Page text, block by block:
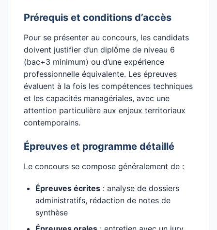
Prérequis et conditions d’accès
Pour se présenter au concours, les candidats
doivent justifier d’un diplôme de niveau 6
(bac+3 minimum) ou d’une expérience
professionnelle équivalente. Les épreuves
évaluent à la fois les compétences techniques
et les capacités managériales, avec une
attention particulière aux enjeux territoriaux
contemporains.
Épreuves et programme détaillé
Le concours se compose généralement de :
Épreuves écrites : analyse de dossiers
administratifs, rédaction de notes de
synthèse